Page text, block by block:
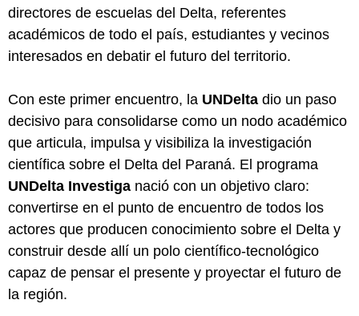
directores de escuelas del Delta, referentes
académicos de todo el país, estudiantes y vecinos
interesados en debatir el futuro del territorio.
Con este primer encuentro, la UNDelta dio un paso
decisivo para consolidarse como un nodo académico
que articula, impulsa y visibiliza la investigación
científica sobre el Delta del Paraná. El programa
UNDelta Investiga nació con un objetivo claro:
convertirse en el punto de encuentro de todos los
actores que producen conocimiento sobre el Delta y
construir desde allí un polo científico-tecnológico
capaz de pensar el presente y proyectar el futuro de
la región.